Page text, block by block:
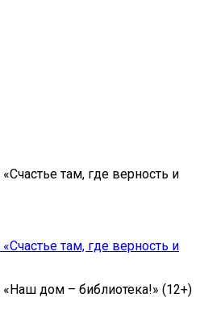
там, где верность и
там, где верность и
дом – библиотека!» (12+)